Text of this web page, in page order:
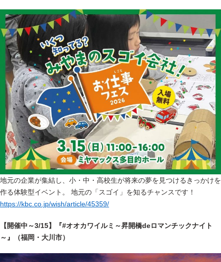
地元の企業が集結し、小・中・高校生が将来の夢を見つけるきっかけを
作る体験型イベント。 地元の「スゴイ」を知るチャンスです！
https://kbc.co.jp/wish/article/45359/
【開催中～3/15】『#オオカワイルミ～昇開橋deロマンチックナイト
～』（福岡・大川市）